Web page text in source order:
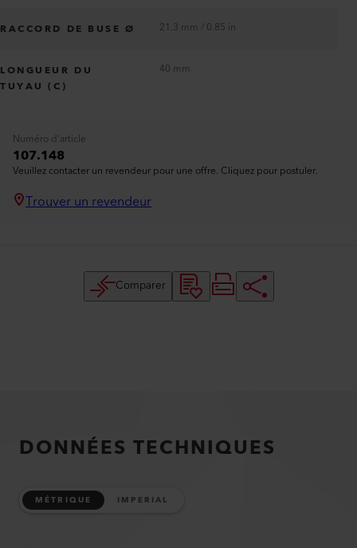
RACCORD DE BUSE Ø 21.3 mm / 0.85 in
LONGUEUR DU
TUYAU (C)
40 mm
Numéro d'article
107.148
Veuillez contacter un revendeur pour une offre. Cliquez pour postuler.
Trouver un revendeur
Comparer
DONNÉES TECHNIQUES
MÉTRIQUE IMPERIAL